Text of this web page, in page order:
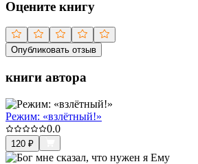
Оцените книгу
Опубликовать отзыв
книги автора
Режим: «взлётный!»
0.0
120 ₽